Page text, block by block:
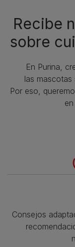
Recibe
sobre
En Purina,
las
Por eso,
Consejos